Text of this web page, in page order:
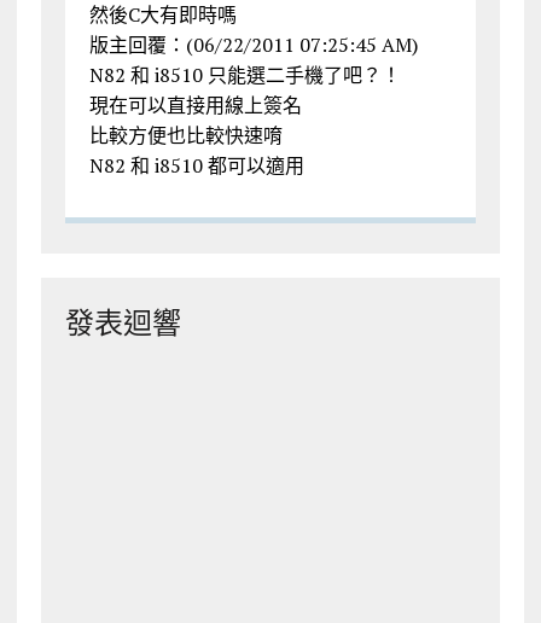
然後C大有即時嗎
版主回覆：(06/22/2011 07:25:45 AM)
N82 和 i8510 只能選二手機了吧？！
現在可以直接用線上簽名
比較方便也比較快速唷
N82 和 i8510 都可以適用
發表迴響